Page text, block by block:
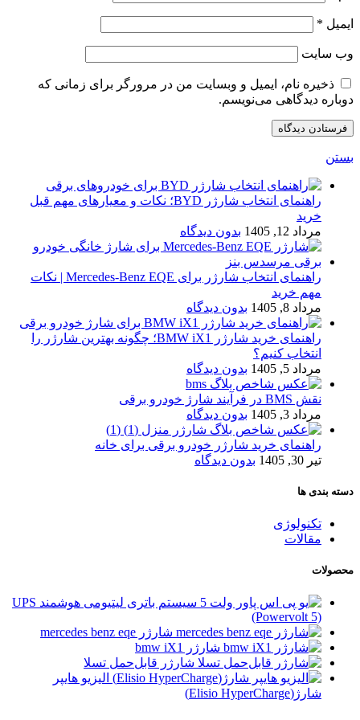
ایمیل *
وب‌ سایت
ذخیره نام، ایمیل و وبسایت من در مرورگر برای زمانی که
دوباره دیدگاهی می‌نویسم.
بستن
راهنمای انتخاب شارژر BYD؛ نکات و معیارهای مهم قبل
خرید
مرداد 12, 1405
بدون دیدگاه
راهنمای انتخاب شارژر برای Mercedes-Benz EQE | نکات
مهم خرید
مرداد 8, 1405
بدون دیدگاه
راهنمای خرید شارژر BMW iX1؛ چگونه بهترین شارژر را
انتخاب کنیم؟
مرداد 5, 1405
بدون دیدگاه
نقش BMS در فرآیند شارژ خودرو برقی
مرداد 3, 1405
بدون دیدگاه
راهنمای خرید شارژر خودرو برقی برای خانه
تیر 30, 1405
بدون دیدگاه
دسته بندی ها
تکنولوژی
مقالات
محصولات
سیستم باتری لیتیومی هوشمند UPS
(Powervolt 5)
شارژر mercedes benz eqe
شارژر bmw iX1
شارژر قابل‌حمل تسلا
الیزیو هایپر
شارژ(Elisio HyperCharge)